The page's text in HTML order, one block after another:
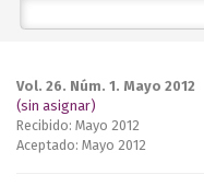
Vol. 26. Núm. 1. Mayo 2012
(sin asignar)
Recibido: Mayo 2012
Aceptado: Mayo 2012